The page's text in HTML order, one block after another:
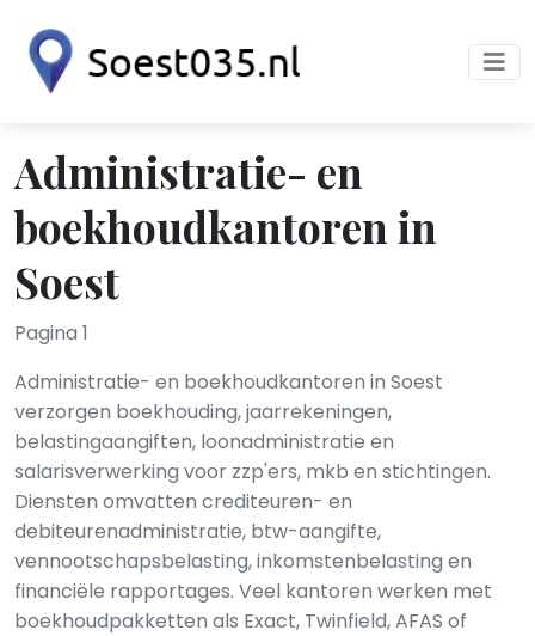
Administratie- en
boekhoudkantoren in
Soest
Pagina 1
Administratie- en boekhoudkantoren in Soest
verzorgen boekhouding, jaarrekeningen,
belastingaangiften, loonadministratie en
salarisverwerking voor zzp'ers, mkb en stichtingen.
Diensten omvatten crediteuren- en
debiteurenadministratie, btw-aangifte,
vennootschapsbelasting, inkomstenbelasting en
financiële rapportages. Veel kantoren werken met
boekhoudpakketten als Exact, Twinfield, AFAS of